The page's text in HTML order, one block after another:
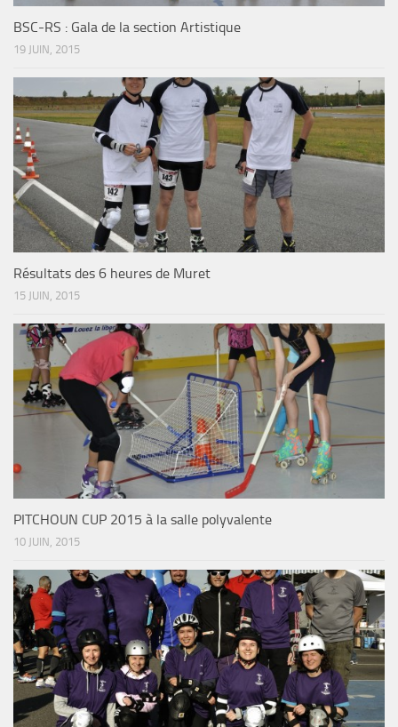
BSC-RS : Gala de la section Artistique
19 JUIN, 2015
Résultats des 6 heures de Muret
15 JUIN, 2015
PITCHOUN CUP 2015 à la salle polyvalente
10 JUIN, 2015